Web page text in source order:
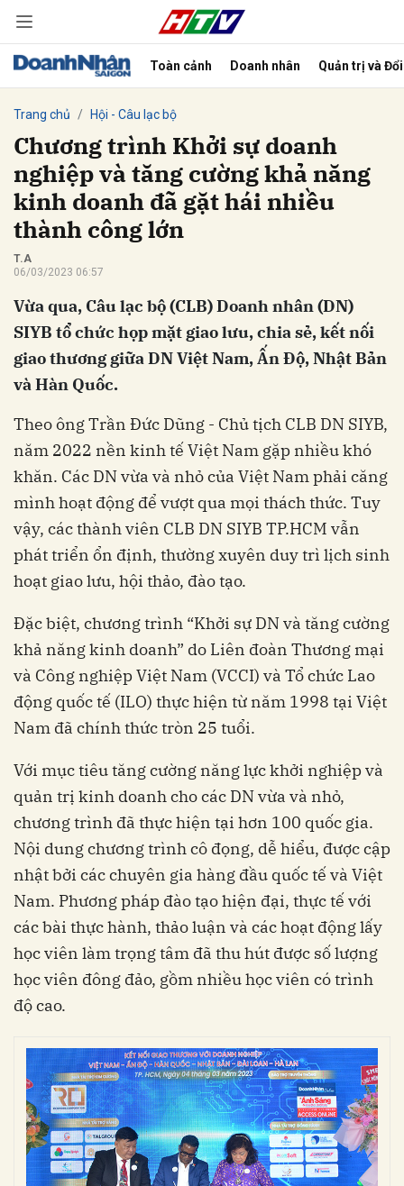
Toàn cảnh Doanh nhân Quản trị và
Trang chủ Hội - Câu lạc bộ
Chương trình Khởi sự doanh
nghiệp và tăng cường khả năng
kinh doanh đã gặt hái nhiều
thành công lớn
T.A
06/03/2023 06:57
Vừa qua, Câu lạc bộ (CLB) Doanh nhân (DN)
SIYB tổ chức họp mặt giao lưu, chia sẻ, kết nối
giao thương giữa DN Việt Nam, Ấn Độ, Nhật Bản
và Hàn Quốc.
Theo ông Trần Đức Dũng - Chủ tịch CLB DN SIYB,
năm 2022 nền kinh tế Việt Nam gặp nhiều khó
khăn. Các DN vừa và nhỏ của Việt Nam phải căng
mình hoạt động để vượt qua mọi thách thức. Tuy
vậy, các thành viên CLB DN SIYB TP.HCM vẫn
phát triển ổn định, thường xuyên duy trì lịch sinh
hoạt giao lưu, hội thảo, đào tạo.
Đặc biệt, chương trình “Khởi sự DN và tăng cường
khả năng kinh doanh” do Liên đoàn Thương mại
và Công nghiệp Việt Nam (VCCI) và Tổ chức Lao
động quốc tế (ILO) thực hiện từ năm 1998 tại Việt
Nam đã chính thức tròn 25 tuổi.
Với mục tiêu tăng cường năng lực khởi nghiệp và
quản trị kinh doanh cho các DN vừa và nhỏ,
chương trình đã thực hiện tại hơn 100 quốc gia.
Nội dung chương trình cô đọng, dễ hiểu, được cập
nhật bởi các chuyên gia hàng đầu quốc tế và Việt
Nam. Phương pháp đào tạo hiện đại, thực tế với
các bài thực hành, thảo luận và các hoạt động lấy
học viên làm trọng tâm đã thu hút được số lượng
học viên đông đảo, gồm nhiều học viên có trình
độ cao.
Hủy